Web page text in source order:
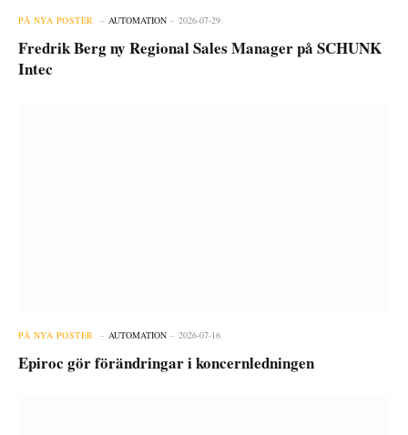
PÅ NYA POSTER AUTOMATION 2026-07-29
Fredrik Berg ny Regional Sales Manager på SCHUNK
Intec
PÅ NYA POSTER AUTOMATION 2026-07-16
Epiroc gör förändringar i koncernledningen